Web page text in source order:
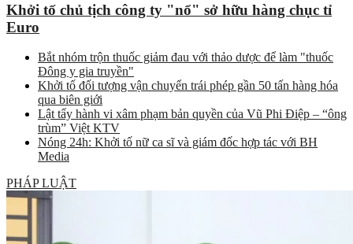
Khởi tố chủ tịch công ty "nổ" sở hữu hàng chục tỉ
Euro
Bắt nhóm trộn thuốc giảm đau với thảo dược để làm "thuốc
Đông y gia truyền"
Khởi tố đối tượng vận chuyển trái phép gần 50 tấn hàng hóa
qua biên giới
Lật tẩy hành vi xâm phạm bản quyền của Vũ Phi Điệp – “ông
trùm” Việt KTV
Nóng 24h: Khởi tố nữ ca sĩ và giám đốc hợp tác với BH
Media
PHÁP LUẬT